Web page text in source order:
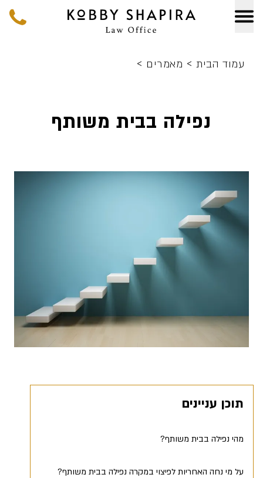
עמוד הבית > מאמרים >
נפילה בבית משותף
תוכן עניינים
מהי נפילה בבית משותף?
על מי נחה האחריות לפיצוי במקרה נפילה בבית משותף?